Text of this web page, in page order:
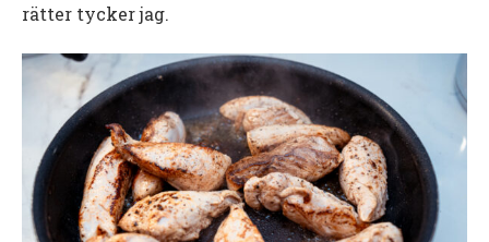
rätter tycker jag.